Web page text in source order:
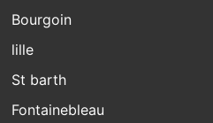
Bourgoin
lille
St barth
Fontainebleau